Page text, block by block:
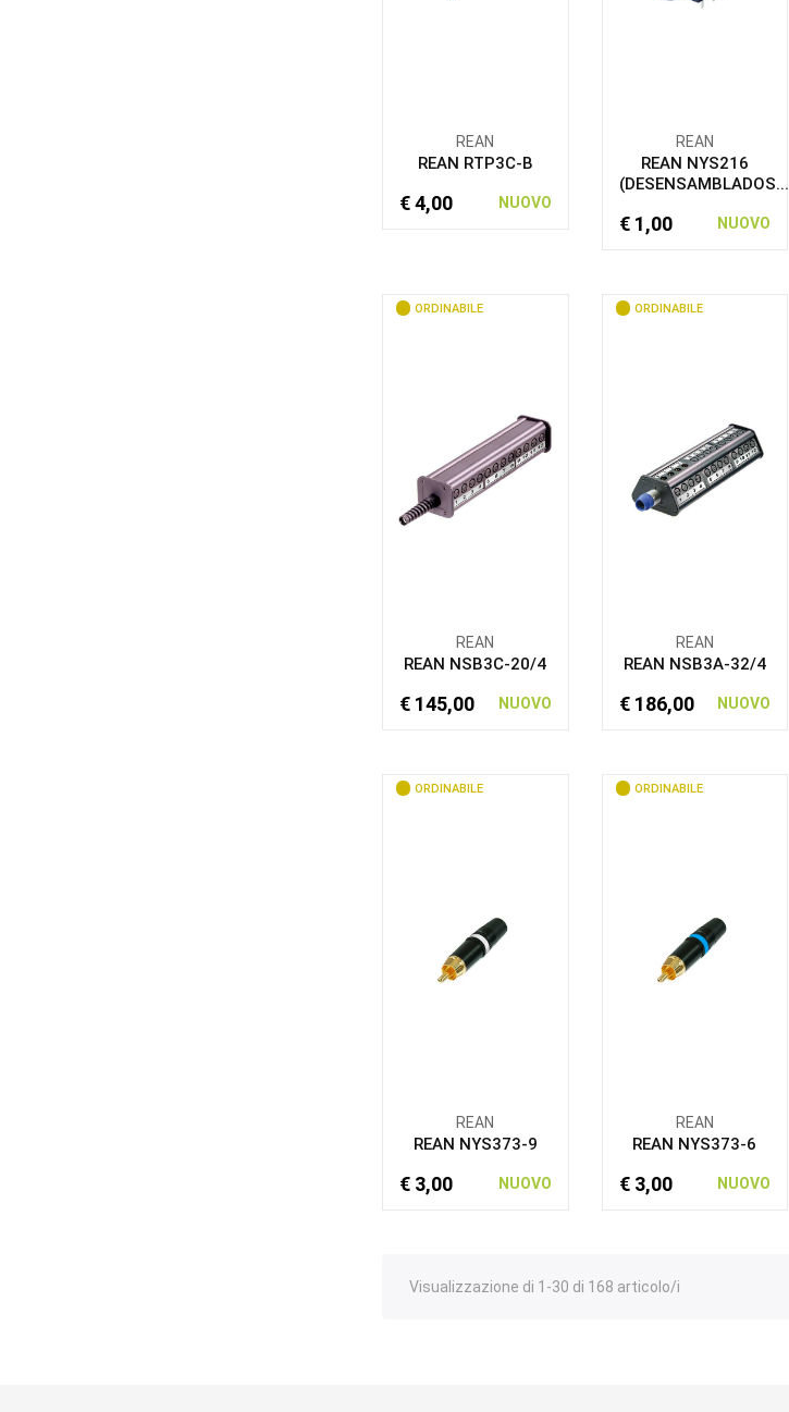
REAN
REAN RTP3C-B
€ 4,00 NUOVO
REAN
REAN NYS216
(DESENSAMBLADOS...
€ 1,00 NUOVO
ORDINABILE
REAN
REAN NSB3C-20/4
€ 145,00 NUOVO
ORDINABILE
REAN
REAN NSB3A-32/4
€ 186,00 NUOVO
ORDINABILE
REAN
REAN NYS373-9
€ 3,00 NUOVO
ORDINABILE
REAN
REAN NYS373-6
€ 3,00 NUOVO
Visualizzazione di 1-30 di 168 articolo/i